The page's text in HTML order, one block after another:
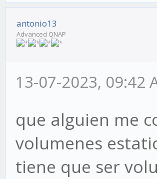
antonio13
Advanced QNAP
13-07-2023, 09:42
que alguien me
volumenes
tiene que ser